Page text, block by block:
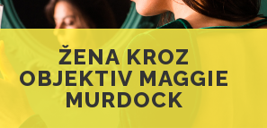
ŽENA KROZ
OBJEKTIV MAGGIE
MURDOCK